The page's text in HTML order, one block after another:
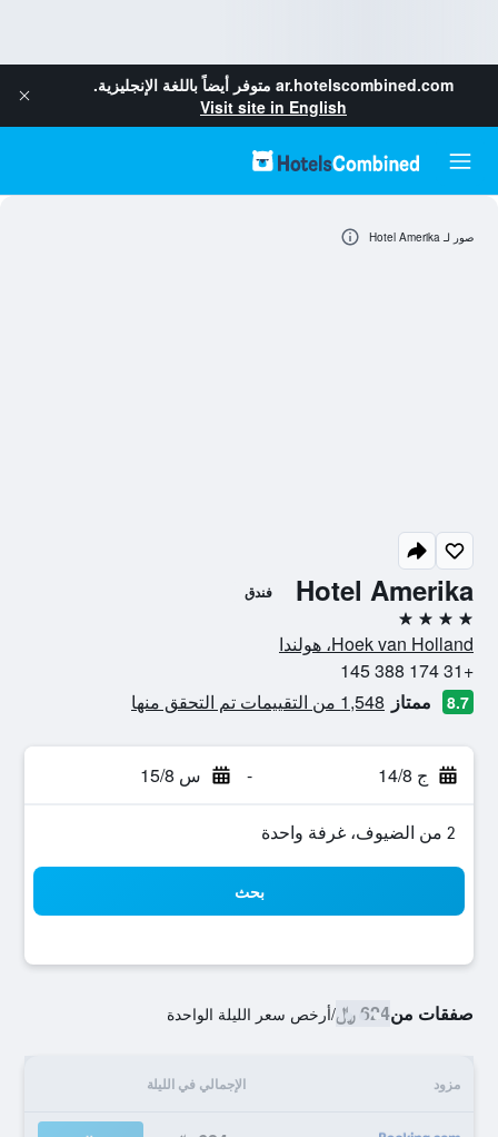
ar.hotelscombined.com متوفر أيضاً باللغة الإنجليزية.
Visit site in English
Hotel Amerika فندق
4 نجوم
Hoek van Holland، هولندا
+31 174 388 145
8.7 ممتاز 1,548 من التقييمات تم التحقق منها
ج 14/8 - س 15/8
2 من الضيوف، غرفة واحدة
بحث
صفقات من624 ﷼ /أرخص سعر الليلة الواحدة
مزود الإجمالي في الليلة
صور لـ Hotel Amerika